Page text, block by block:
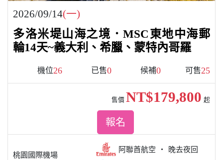
2026/09/14(一)
多洛米堤山海之境．MSC東地中海郵
輪14天~義大利、希臘、蒙特內哥羅
機位26 已售0 候補0 可售25
桃園國際機場
阿聯酋航空 晚去夜回
售價 NT$179,800 起
報名